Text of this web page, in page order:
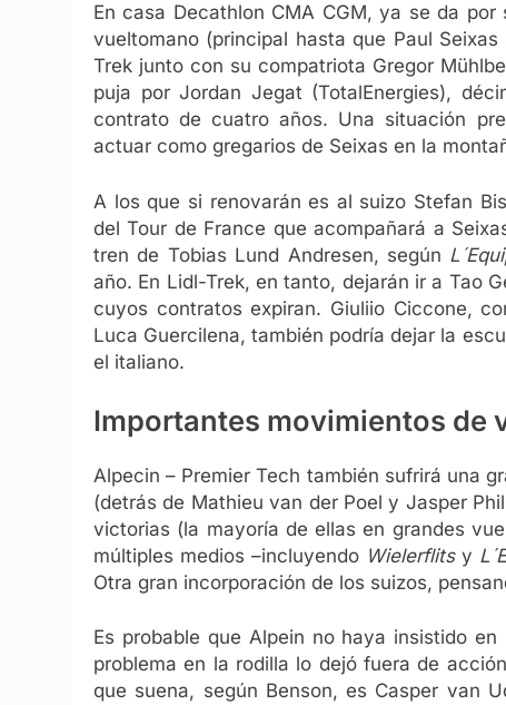
En casa Decathlon CMA CGM, ya se da
vueltomano (principal hasta que Paul
Trek junto con su compatriota Gregor
puja por Jordan Jegat (TotalEnergies),
contrato de cuatro años. Una situación
actuar como gregarios de Seixas en la
A los que si renovarán es al suizo Stefan
del Tour de France que acompañará a
tren de Tobias Lund Andresen, según
año. En Lidl-Trek, en tanto, dejarán ir a Tao
cuyos contratos expiran. Giuliio Ciccone,
Luca Guercilena, también podría dejar la
el italiano.
Importantes movimientos de
Alpecin – Premier Tech también sufrirá una
(detrás de Mathieu van der Poel y Jasper
victorias (la mayoría de ellas en grandes
múltiples medios –incluyendo Wielerflits y
Otra gran incorporación de los suizos,
Es probable que Alpein no haya insistido
problema en la rodilla lo dejó fuera de
que suena, según Benson, es Casper van